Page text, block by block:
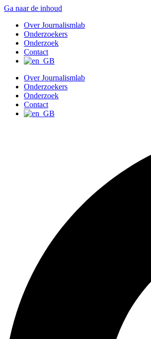
Ga naar de inhoud
Over Journalismlab
Onderzoekers
Onderzoek
Contact
Over Journalismlab
Onderzoekers
Onderzoek
Contact